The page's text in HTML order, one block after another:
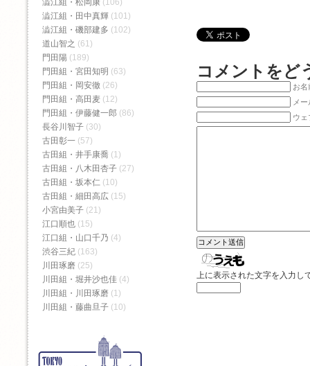
コメントをど
お名
メ
ウェ
上に表示された文字を入力し
澁江組・松岡康 (106)
澁江組・田中真輝 (101)
澁江組・磯部建多 (102)
道山智之 (61)
門田陽 (189)
門田組・宮田知明 (63)
門田組・岡安徹 (26)
門田組・高田麦 (12)
門田組・伊藤健一郎 (86)
長谷川智子 (30)
古田彰一 (57)
古田組・井手康喬 (1)
古田組・八木田杏子 (27)
古田組・坂本仁 (10)
古田組・細田高広 (15)
小宮由美子 (21)
江口順也 (15)
江口組・山口千乃 (4)
渋谷三紀 (163)
川田琢磨 (25)
川田組・堀井沙也佳 (4)
川田組・川田琢磨 (1)
川田組・藤曲旦子 (10)